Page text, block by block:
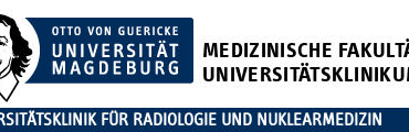
MEDIZINISCHE
FÜR RADIOLOGIE UND NUKLEARMEDIZIN